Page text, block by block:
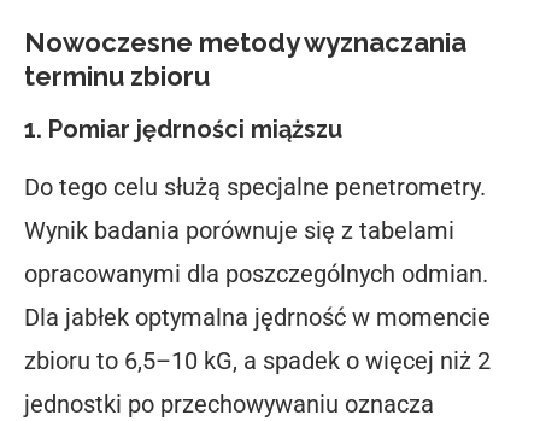
Nowoczesne metody wyznaczania
terminu zbioru
1. Pomiar jędrności miąższu
Do tego celu służą specjalne penetrometry.
Wynik badania porównuje się z tabelami
opracowanymi dla poszczególnych odmian.
Dla jabłek optymalna jędrność w momencie
zbioru to 6,5–10 kG, a spadek o więcej niż 2
jednostki po przechowywaniu oznacza